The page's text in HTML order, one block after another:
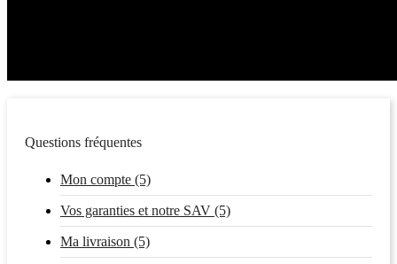
Questions fréquentes
Mon compte (5)
Vos garanties et notre SAV (5)
Ma livraison (5)